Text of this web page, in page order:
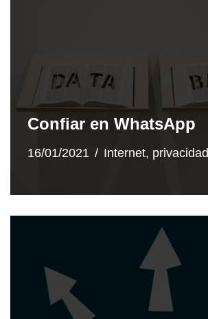
Confiar en WhatsApp
16/01/2021 Internet, privacidad